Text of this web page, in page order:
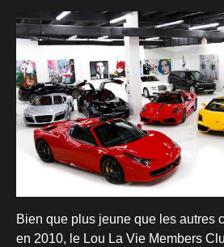
Bien que plus jeune que les autres
en 2010, le Lou La Vie Members